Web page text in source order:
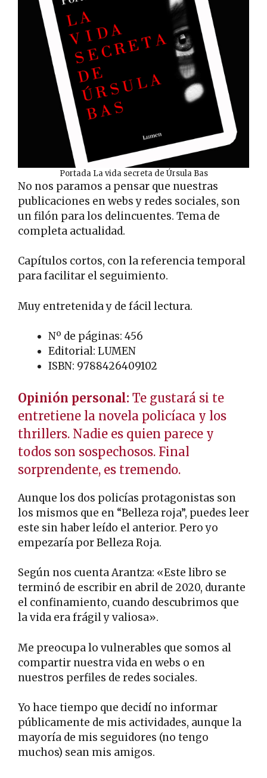
Portada La vida secreta de Úrsula Bas
No nos paramos a pensar que nuestras
publicaciones en webs y redes sociales, son
un filón para los delincuentes. Tema de
completa actualidad.
Capítulos cortos, con la referencia temporal
para facilitar el seguimiento.
Muy entretenida y de fácil lectura.
Nº de páginas: 456
Editorial: LUMEN
ISBN: 9788426409102
Opinión personal: Te gustará si te
entretiene la novela policíaca y los
thrillers. Nadie es quien parece y
todos son sospechosos. Final
sorprendente, es tremendo.
Aunque los dos policías protagonistas son
los mismos que en “Belleza roja”, puedes leer
este sin haber leído el anterior. Pero yo
empezaría por Belleza Roja.
Según nos cuenta Arantza: «Este libro se
terminó de escribir en abril de 2020, durante
el confinamiento, cuando descubrimos que
la vida era frágil y valiosa».
Me preocupa lo vulnerables que somos al
compartir nuestra vida en webs o en
nuestros perfiles de redes sociales.
Yo hace tiempo que decidí no informar
públicamente de mis actividades, aunque la
mayoría de mis seguidores (no tengo
muchos) sean mis amigos.